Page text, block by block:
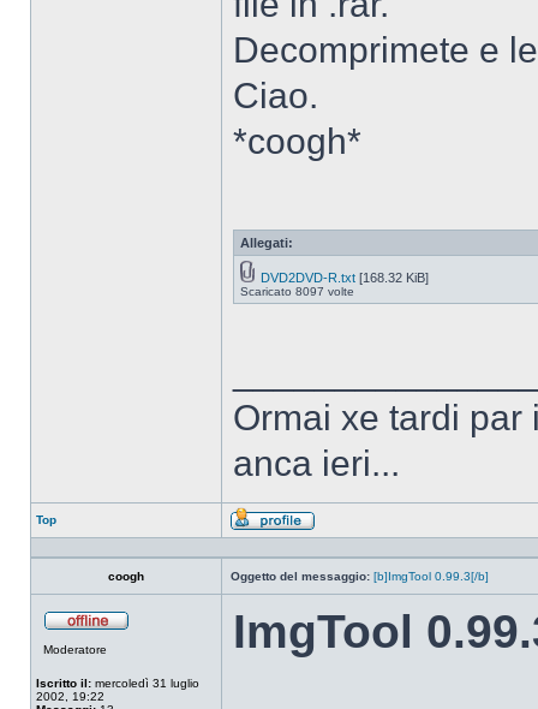
Decomprimete e
Ciao.
*coogh*
Allegati:
DVD2DVD-R.txt [168.32 KiB]
Scaricato 8097 volte
Ormai xe tardi par
anca ieri...
Top
Profilo
coogh Oggetto del messaggio: [b]ImgTool 0.99.3[/b]
Moderatore
Iscritto il: mercoledì 31 luglio
2002, 19:22
ImgTool